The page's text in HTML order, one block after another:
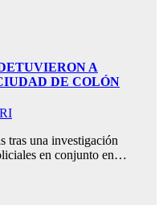
A
DE COLÓN
tras una investigación
en conjunto en…